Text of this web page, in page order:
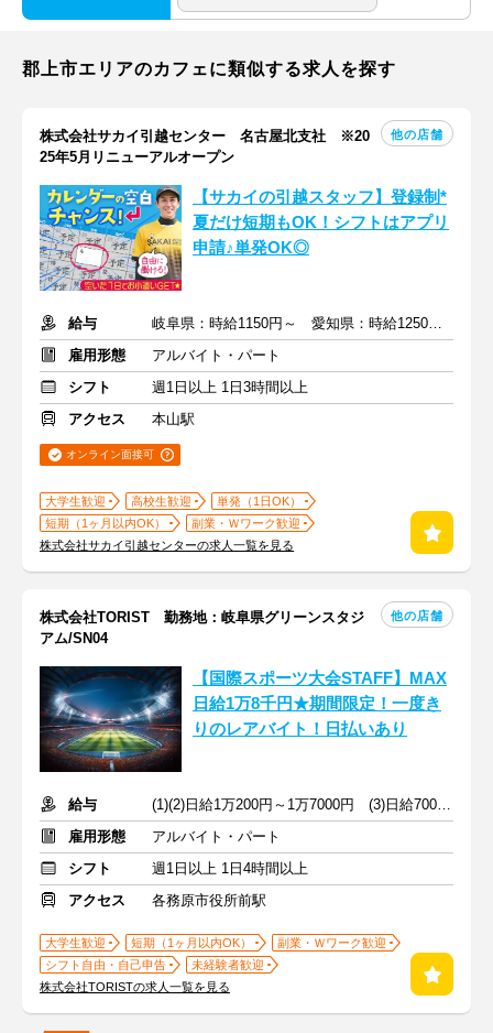
郡上市エリアのカフェに類似する求人を探す
株式会社サカイ引越センター 名古屋北支社 ※20
25年5月リニューアルオープン
他の店舗
【サカイの引越スタッフ】登録制*
夏だけ短期もOK！シフトはアプリ
申請♪単発OK◎
給与
岐阜県：時給1150円～ 愛知県：時給1250円～+交通費・他手当
雇用形態
アルバイト・パート
シフト
週1日以上 1日3時間以上
アクセス
本山駅
オンライン面接可
大学生歓迎 高校生歓迎
単発（1日OK）
短期（1ヶ月以内OK）
副業・Ｗワーク歓迎
株式会社サカイ引越センターの求人一覧を見る
株式会社TORIST 勤務地：岐阜県グリーンスタジ
アム/SN04
他の店舗
【国際スポーツ大会STAFF】MAX
日給1万8千円★期間限定！一度き
りのレアバイト！日払いあり
給与
(1)(2)日給1万200円～1万7000円 (3)日給7000円～1万8000円
雇用形態
アルバイト・パート
シフト
週1日以上 1日4時間以上
アクセス
各務原市役所前駅
大学生歓迎 短期（1ヶ月以内OK）
副業・Ｗワーク歓迎
シフト自由・自己申告
未経験者歓迎
株式会社TORISTの求人一覧を見る